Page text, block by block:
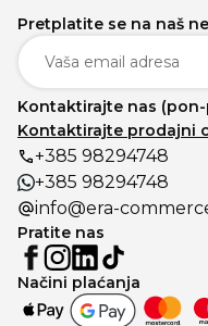
Pretplatite se na naš
Kontaktirajte nas (pon-
Kontaktirajte prodajni
+385 98294748
+385 98294748
info@era-
Pratite nas
Načini plaćanja